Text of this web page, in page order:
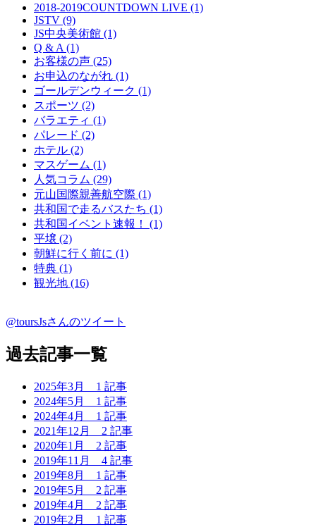
2018-2019COUNTDOWN LIVE (1)
JSTV (9)
JS中央美術館 (1)
Q & A (1)
お客様の声 (25)
お申込のながれ (1)
ゴールデンウィーク (1)
スポーツ (2)
バラエティ (1)
パレード (2)
ホテル (2)
マスゲーム (1)
人気コラム (29)
元山国際親善航空際 (1)
共和国で走るバスたち (1)
共和国イベント速報！ (1)
平壌 (2)
朝鮮に行く前に (1)
特典 (1)
観光地 (16)
@toursJsさんのツイート
過去記事一覧
2025年3月 1 記事
2024年5月 1 記事
2024年4月 1 記事
2021年12月 2 記事
2020年1月 2 記事
2019年11月 4 記事
2019年8月 1 記事
2019年5月 2 記事
2019年4月 2 記事
2019年2月 1 記事